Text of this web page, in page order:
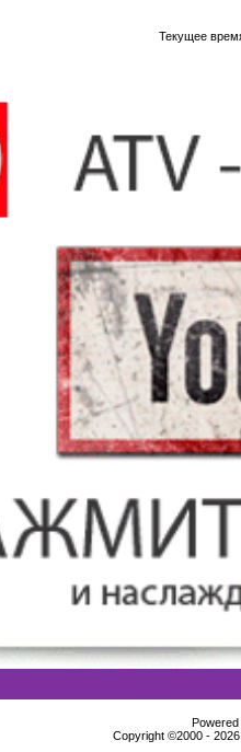
Текущее
Copyright ©2000 -